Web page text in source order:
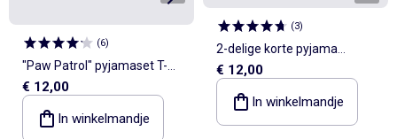
(6)
"Paw Patrol" pyjamaset T-
shirt + lange broek - 2-delig
€ 12,00
In winkelmandje
(3)
2-delige korte pyjama
'Marvel'
€ 12,00
In winkelmandje